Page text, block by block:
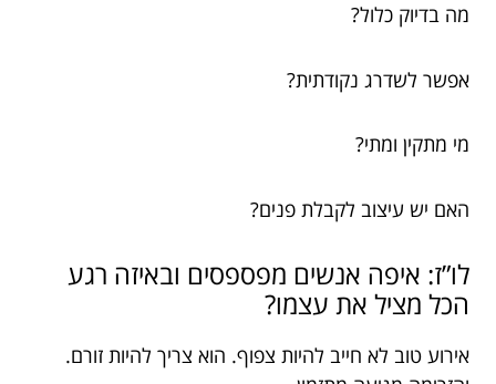
מה בדיוק כלול?
אפשר לשדרג נקודתית?
מי מתקין ומתי?
האם יש עיצוב לקבלת פנים?
לו”ז: איפה אנשים מפספסים ובאיזה רגע
הכל מציל את עצמו?
אירוע טוב לא חייב להיות צפוף. הוא צריך להיות זורם.